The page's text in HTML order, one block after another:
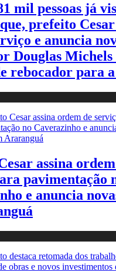
mil pessoas já
prefeito Cesar
e anuncia
Douglas Michels
rebocador para
assina
pavimentação
e anuncia